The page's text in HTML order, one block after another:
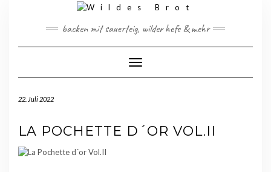
backen mit sauerteig, wilder hefe & mehr
Toggle Navigation
22. Juli 2022
LA POCHETTE D´OR VOL.II